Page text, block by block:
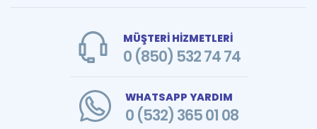
MÜŞTERİ HİZMETLERİ
0 (850) 532 74 74
WHATSAPP YARDIM
0 (532) 365 01 08